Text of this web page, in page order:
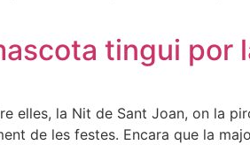
tingui por
elles, la Nit de Sant Joan, on la
de les festes. Encara que la